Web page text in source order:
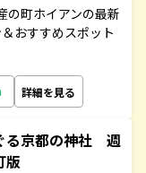
の町ホイアンの最新
おすすめスポット
詳細を見る
る京都の神社 週
版